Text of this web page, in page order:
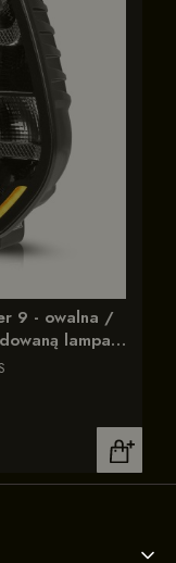
9 - owalna /
lampa